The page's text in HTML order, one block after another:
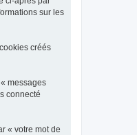
sur les
créés
messages
connecté
« votre mot de